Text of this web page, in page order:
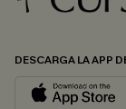
DESCARGA LA APP